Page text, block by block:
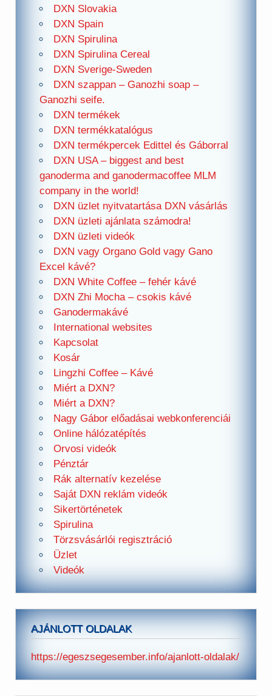
DXN Slovakia
DXN Spain
DXN Spirulina
DXN Spirulina Cereal
DXN Sverige-Sweden
DXN szappan – Ganozhi soap –
Ganozhi seife.
DXN termékek
DXN termékkatalógus
DXN termékpercek Edittel és Gáborral
DXN USA – biggest and best
ganoderma and ganodermacoffee MLM
company in the world!
DXN üzlet nyitvatartása DXN vásárlás
DXN üzleti ajánlata számodra!
DXN üzleti videók
DXN vagy Organo Gold vagy Gano
Excel kávé?
DXN White Coffee – fehér kávé
DXN Zhi Mocha – csokis kávé
Ganodermakávé
International websites
Kapcsolat
Kosár
Lingzhi Coffee – Kávé
Miért a DXN?
Miért a DXN?
Nagy Gábor előadásai webkonferenciái
Online hálózatépítés
Orvosi videók
Pénztár
Rák alternatív kezelése
Saját DXN reklám videók
Sikertörténetek
Spirulina
Törzsvásárlói regisztráció
Üzlet
Videók
AJÁNLOTT OLDALAK
https://egeszsegesember.info/ajanlott-oldalak/